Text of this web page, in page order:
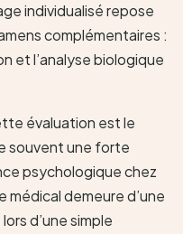
individualisé repose
complémentaires :
et l’analyse biologique
évaluation est le
souvent une forte
psychologique chez
demeure d’une
d’une simple